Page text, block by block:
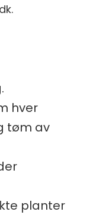
hver
tøm av
planter